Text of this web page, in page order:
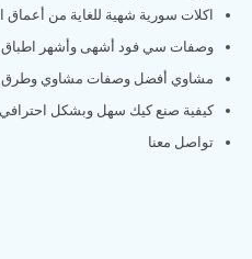
اكلات سورية شهية للغاية من
وصفات سي فود أشهى وأشهر اطباق
مشاوي أفضل وصفات مشاوي وطرق
كيفية صنع كيك سهل وبشكل
تواصل معنا